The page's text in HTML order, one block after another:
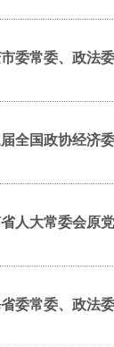
委常委、政法
全国政协经济
人大常委会原
委常委、政法